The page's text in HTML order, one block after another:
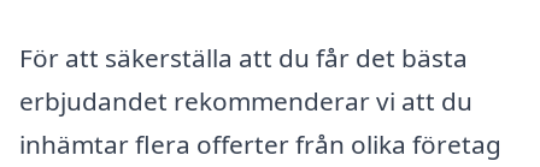
För att säkerställa att du får det bästa
erbjudandet rekommenderar vi att du
inhämtar flera offerter från olika företag